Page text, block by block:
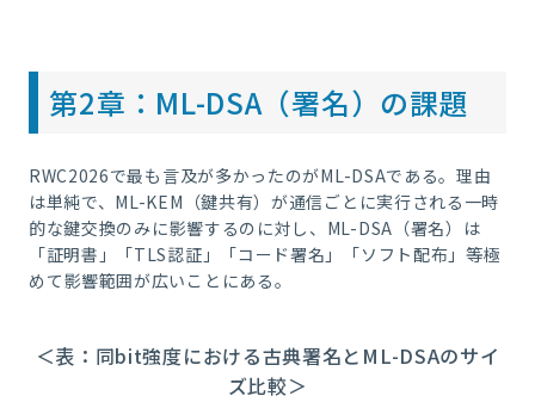
第2章： ML-DSA （署名）の課題
RWC2026で最も言及が多かったのがML-DSAである。理由
は単純で、ML-KEM（鍵共有）が通信ごとに実行される一時
的な鍵交換のみに影響するのに対し、ML-DSA（署名）は
「証明書」「TLS認証」「コード署名」「ソフト配布」等極
めて影響範囲が広いことにある。
＜表：同bit強度における古典署名とML-DSAのサイ
ズ比較＞